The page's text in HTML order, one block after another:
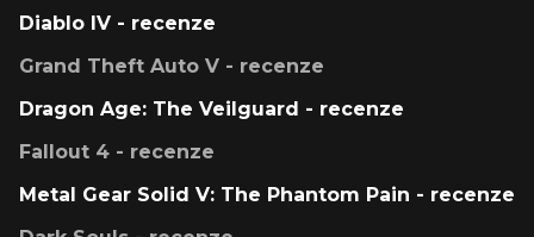
Diablo IV - recenze
Grand Theft Auto V - recenze
Dragon Age: The Veilguard - recenze
Fallout 4 - recenze
Metal Gear Solid V: The Phantom Pain - recenze